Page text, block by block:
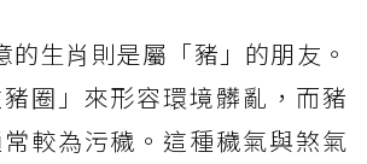
的生肖則是屬「豬」的朋友。
圈」來形容環境髒亂，而豬
較為污穢。這種穢氣與煞氣